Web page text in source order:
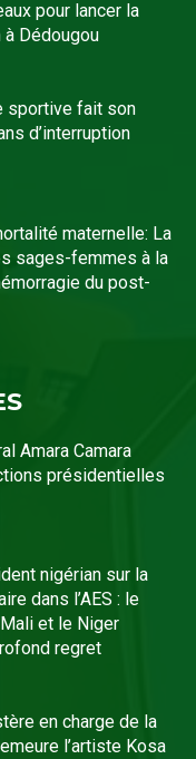
pour lancer la
Dédougou
sportive fait son
d’interruption
maternelle: La
sages-femmes à la
du post-
Amara Camara
présidentielles
nigérian sur la
dans l’AES : le
et le Niger
regret
en charge de la
l’artiste Kosa